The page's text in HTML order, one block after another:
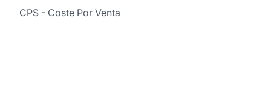
CPS - Coste Por Venta